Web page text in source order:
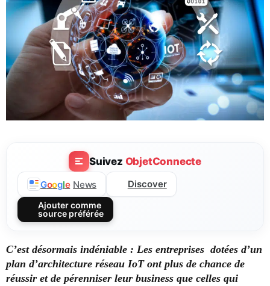
Suivez ObjetConnecte
Google News Discover
Ajouter comme
source préférée
C’est désormais indéniable : Les entreprises dotées d’un
plan d’architecture réseau IoT ont plus de chance de
réussir et de pérenniser leur business que celles qui